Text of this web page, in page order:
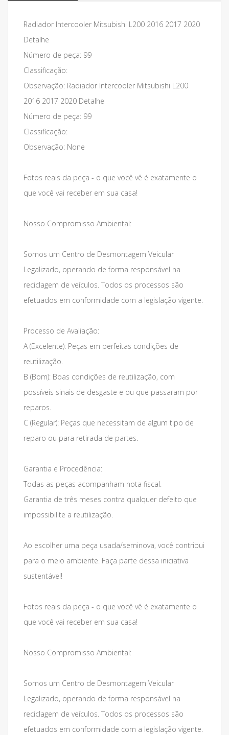
Radiador Intercooler Mitsubishi L200 2016 2017 2020
Detalhe
Número de peça: 99
Classificação:
Observação: Radiador Intercooler Mitsubishi L200
2016 2017 2020 Detalhe
Número de peça: 99
Classificação:
Observação: None
Fotos reais da peça - o que você vê é exatamente o
que você vai receber em sua casa!
Nosso Compromisso Ambiental:
Somos um Centro de Desmontagem Veicular
Legalizado, operando de forma responsável na
reciclagem de veículos. Todos os processos são
efetuados em conformidade com a legislação vigente.
Processo de Avaliação:
A (Excelente): Peças em perfeitas condições de
reutilização.
B (Bom): Boas condições de reutilização, com
possíveis sinais de desgaste e ou que passaram por
reparos.
C (Regular): Peças que necessitam de algum tipo de
reparo ou para retirada de partes.
Garantia e Procedência:
Todas as peças acompanham nota fiscal.
Garantia de três meses contra qualquer defeito que
impossibilite a reutilização.
Ao escolher uma peça usada/seminova, você contribui
para o meio ambiente. Faça parte dessa iniciativa
sustentável!
Fotos reais da peça - o que você vê é exatamente o
que você vai receber em sua casa!
Nosso Compromisso Ambiental:
Somos um Centro de Desmontagem Veicular
Legalizado, operando de forma responsável na
reciclagem de veículos. Todos os processos são
efetuados em conformidade com a legislação vigente.